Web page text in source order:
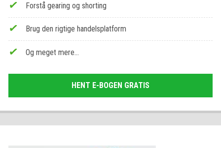
Forstå gearing og shorting
Brug den rigtige handelsplatform
Og meget mere…
HENT E-BOGEN GRATIS